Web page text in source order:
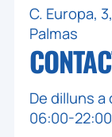
C. Europa,
Palmas
De dilluns
06:00-